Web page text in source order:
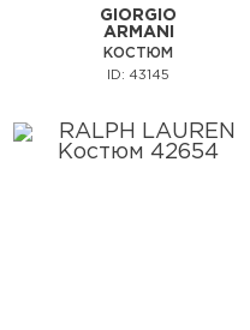
GIORGIO
ARMANI
КОСТЮМ
ID: 43145